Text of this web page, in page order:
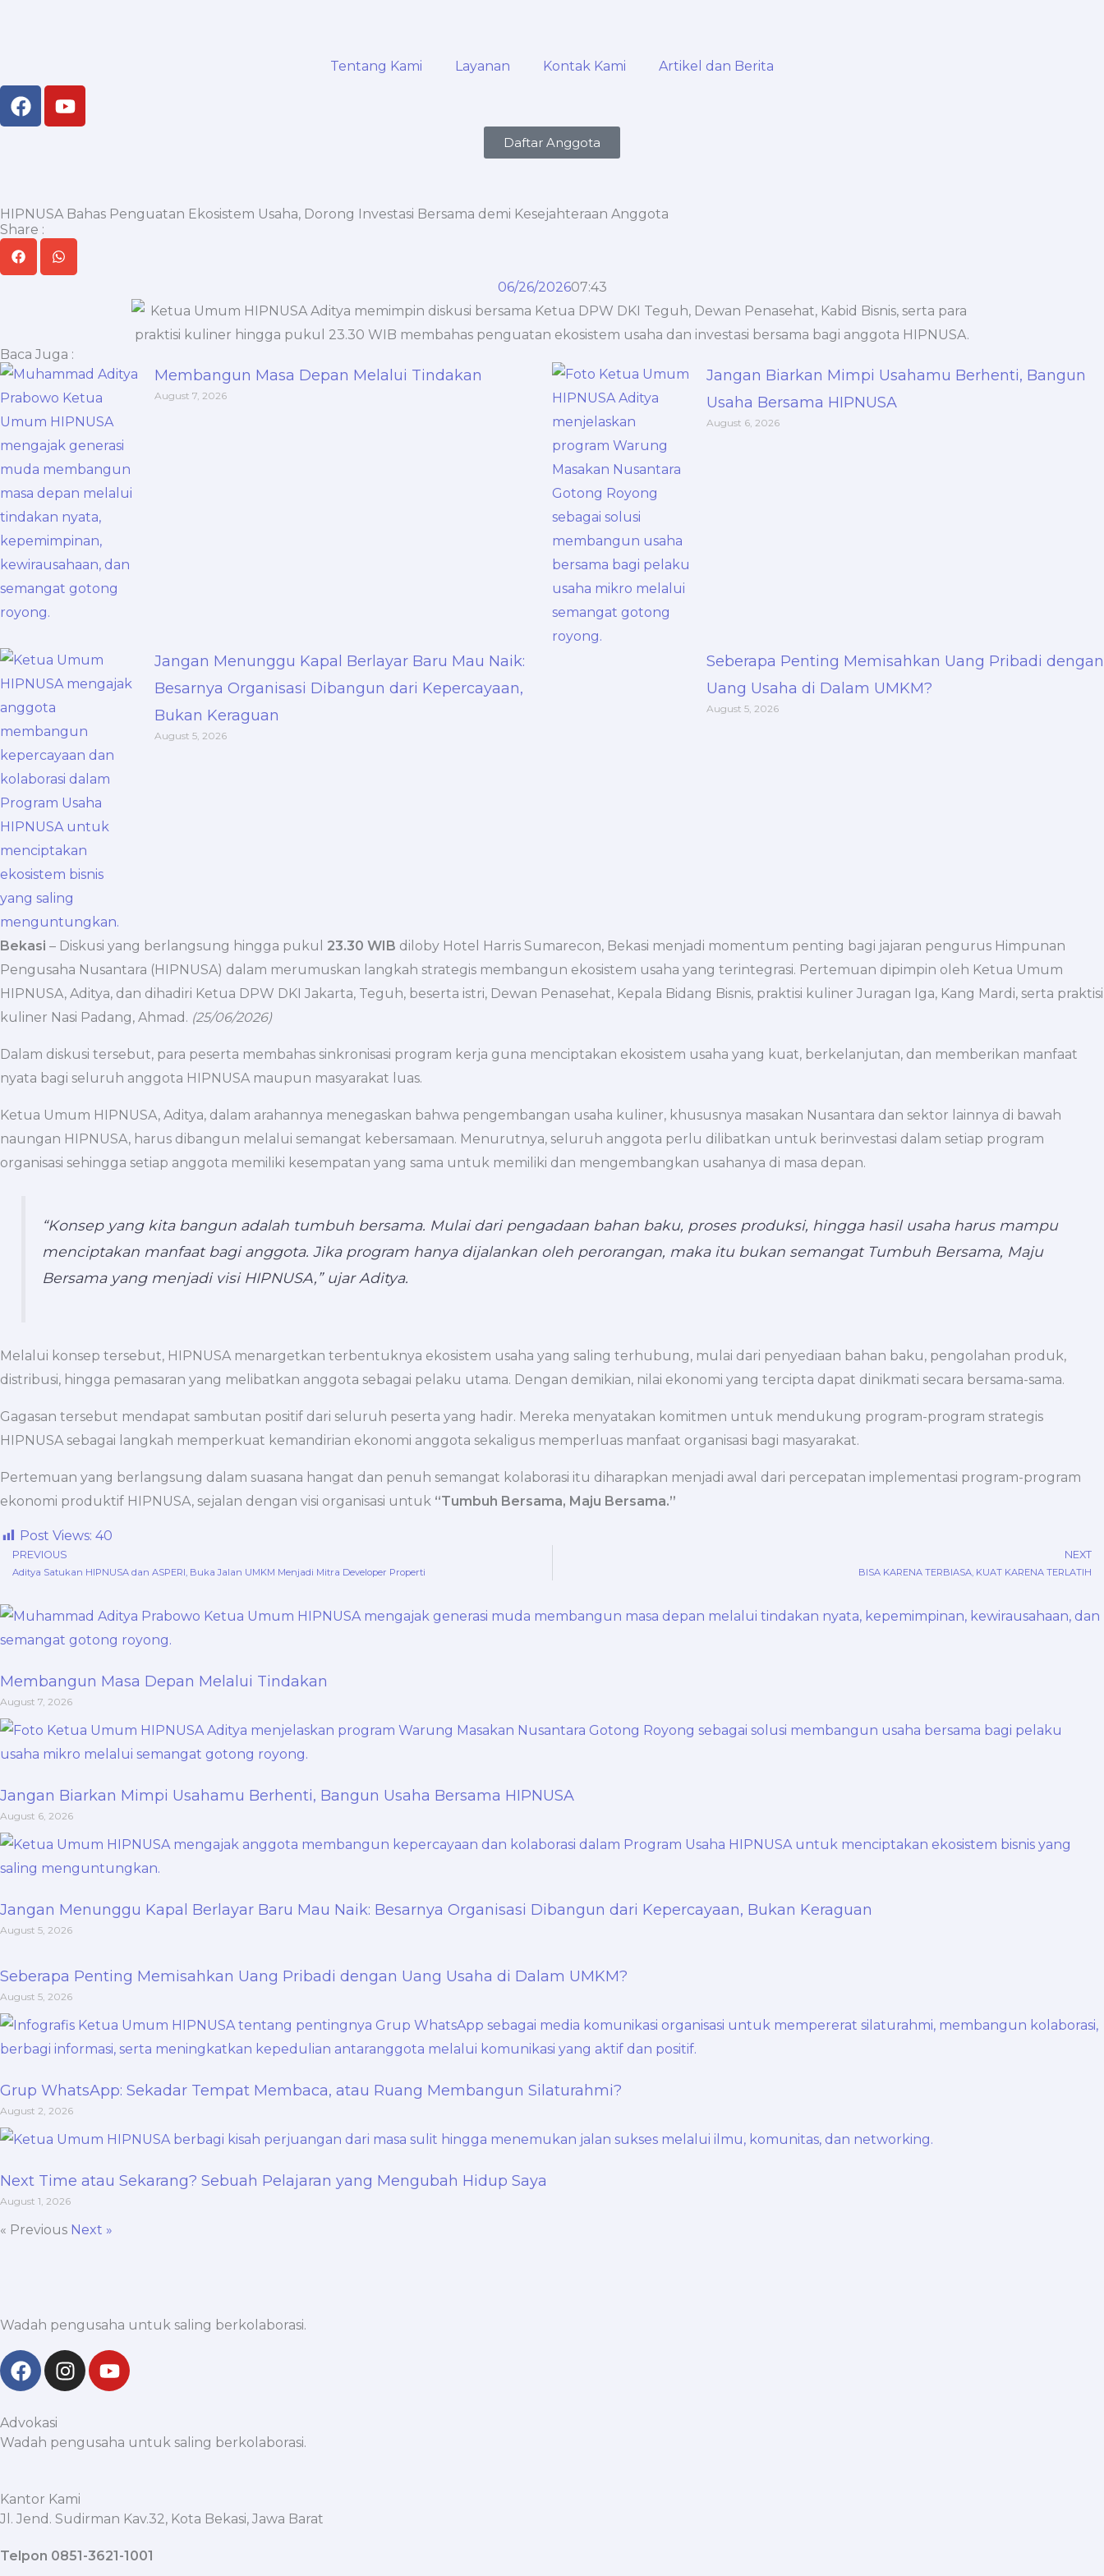
Tentang Kami Layanan Kontak Kami Artikel dan Berita
F
a
o
k
Y
o
e
Daftar Anggota
HIPNUSA Bahas Penguatan Ekosistem Usaha, Dorong Investasi Bersama demi Kesejahteraan Anggota
Share :
06/26/202607:43
Baca Juga :
Membangun Masa Depan Melalui Tindakan
August 7, 2026
Jangan Biarkan Mimpi Usahamu Berhenti, Bangun
Usaha Bersama HIPNUSA
August 6, 2026
Jangan Menunggu Kapal Berlayar Baru Mau Naik:
Besarnya Organisasi Dibangun dari Kepercayaan,
Bukan Keraguan
August 5, 2026
Seberapa Penting Memisahkan Uang Pribadi dengan
Uang Usaha di Dalam UMKM?
August 5, 2026
Bekasi – Diskusi yang berlangsung hingga pukul 23.30 WIB diloby Hotel Harris Sumarecon, Bekasi menjadi momentum penting bagi jajaran pengurus Himpunan
Pengusaha Nusantara (HIPNUSA) dalam merumuskan langkah strategis membangun ekosistem usaha yang terintegrasi. Pertemuan dipimpin oleh Ketua Umum
HIPNUSA, Aditya, dan dihadiri Ketua DPW DKI Jakarta, Teguh, beserta istri, Dewan Penasehat, Kepala Bidang Bisnis, praktisi kuliner Juragan Iga, Kang Mardi, serta praktisi
kuliner Nasi Padang, Ahmad. (25/06/2026)
Dalam diskusi tersebut, para peserta membahas sinkronisasi program kerja guna menciptakan ekosistem usaha yang kuat, berkelanjutan, dan memberikan manfaat
nyata bagi seluruh anggota HIPNUSA maupun masyarakat luas.
Ketua Umum HIPNUSA, Aditya, dalam arahannya menegaskan bahwa pengembangan usaha kuliner, khususnya masakan Nusantara dan sektor lainnya di bawah
naungan HIPNUSA, harus dibangun melalui semangat kebersamaan. Menurutnya, seluruh anggota perlu dilibatkan untuk berinvestasi dalam setiap program
organisasi sehingga setiap anggota memiliki kesempatan yang sama untuk memiliki dan mengembangkan usahanya di masa depan.
“Konsep yang kita bangun adalah tumbuh bersama. Mulai dari pengadaan bahan baku, proses produksi, hingga hasil usaha harus mampu
menciptakan manfaat bagi anggota. Jika program hanya dijalankan oleh perorangan, maka itu bukan semangat Tumbuh Bersama, Maju
Bersama yang menjadi visi HIPNUSA,”ujar Aditya.
Melalui konsep tersebut, HIPNUSA menargetkan terbentuknya ekosistem usaha yang saling terhubung, mulai dari penyediaan bahan baku, pengolahan produk,
distribusi, hingga pemasaran yang melibatkan anggota sebagai pelaku utama. Dengan demikian, nilai ekonomi yang tercipta dapat dinikmati secara bersama-sama.
Gagasan tersebut mendapat sambutan positif dari seluruh peserta yang hadir. Mereka menyatakan komitmen untuk mendukung program-program strategis
HIPNUSA sebagai langkah memperkuat kemandirian ekonomi anggota sekaligus memperluas manfaat organisasi bagi masyarakat.
Pertemuan yang berlangsung dalam suasana hangat dan penuh semangat kolaborasi itu diharapkan menjadi awal dari percepatan implementasi program-program
ekonomi produktif HIPNUSA, sejalan dengan visi organisasi untuk “Tumbuh Bersama, Maju Bersama.”
Post Views: 40
Prev
PREVIOUS
Aditya Satukan HIPNUSA dan ASPERI, Buka Jalan UMKM Menjadi Mitra Developer Properti
NEXT
BISA KARENA TERBIASA, KUAT KARENA TERLATIH
Membangun Masa Depan Melalui Tindakan
August 7, 2026
Jangan Biarkan Mimpi Usahamu Berhenti, Bangun Usaha Bersama HIPNUSA
August 6, 2026
Jangan Menunggu Kapal Berlayar Baru Mau Naik: Besarnya Organisasi Dibangun dari Kepercayaan, Bukan Keraguan
August 5, 2026
Seberapa Penting Memisahkan Uang Pribadi dengan Uang Usaha di Dalam UMKM?
August 5, 2026
Grup WhatsApp: Sekadar Tempat Membaca, atau Ruang Membangun Silaturahmi?
August 2, 2026
Next Time atau Sekarang? Sebuah Pelajaran yang Mengubah Hidup Saya
August 1, 2026
« Previous Next »
Wadah pengusaha untuk saling berkolaborasi.
F
a
e
b
k
I
n
a
a
m
Y
o
u
Advokasi
Wadah pengusaha untuk saling berkolaborasi.
Kantor Kami
Jl. Jend. Sudirman Kav.32, Kota Bekasi, Jawa Barat
Telpon 0851-3621-1001